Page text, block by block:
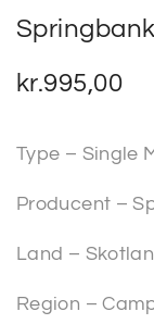
kr.995,00
Type – Single
Producent –
Land –
Region –